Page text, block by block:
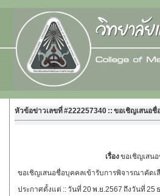
หัวข้อข่าวเลขที่ #222257340 :: ขอเชิญเสนอ
เรื่องขอเชิญเสน
ขอเชิญเสนอชื่อบุคคลเข้ารับการพิจารณาคัดเ
ประกาศตั้งแต่ :: วันที่ 20 พ.ย.2567 ถึงวันที่ 25